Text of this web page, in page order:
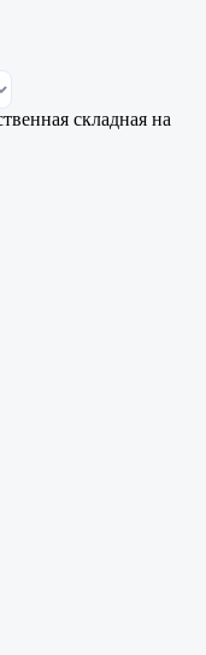
складная на